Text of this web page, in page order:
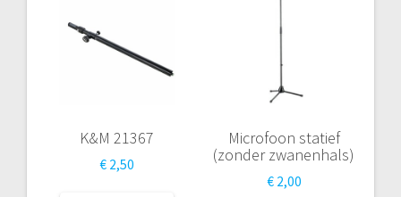
K&M 21367
€ 2,50
Microfoon statief
(zonder zwanenhals)
€2,00